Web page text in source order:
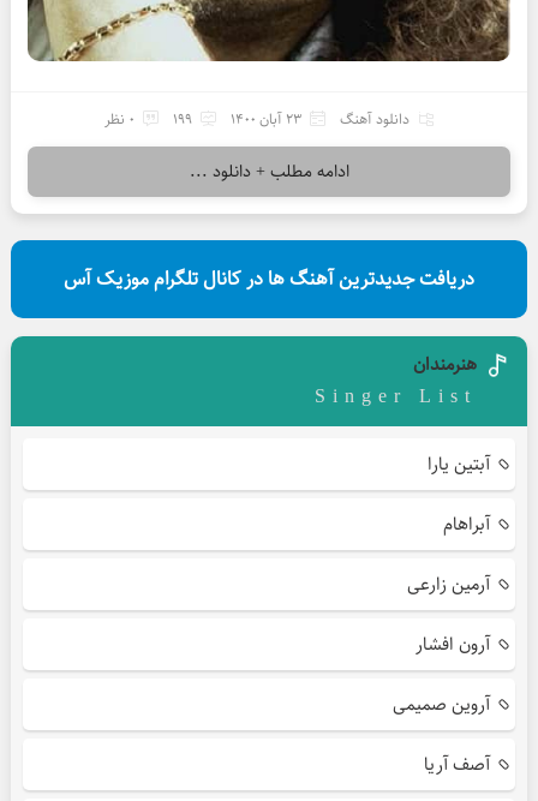
دانلود آهنگ 23 آبان 1400 199 0 نظر
ادامه مطلب + دانلود ...
دریافت جدیدترین آهنگ ها در کانال تلگرام موزیک آس
هنرمندان
Singer List
آبتین یارا
آبراهام
آرمین زارعی
آرون افشار
آروین صمیمی
آصف آریا